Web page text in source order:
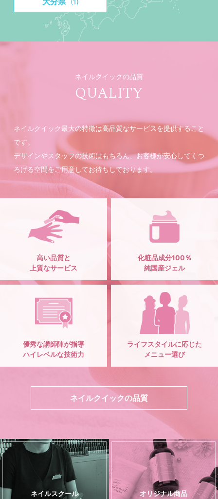
(1)
ネイルクイックの品質
QUALITY
ネイルクイック最大の特徴は高品質なサービスを提供すること
です。
デザインやスタッフの技術はもちろん、お客様が安心してくつ
ろげる空間をご用意してお待ちしております。
高い品質と
上質なサービス
化粧品成分100％
純国産ジェル
優秀な講師陣が指導
ハイレベルな技術力
ライフスタイルに応じた
メニュー選び
ネイルクイックの品質
ネイルスクール オリジナル商品